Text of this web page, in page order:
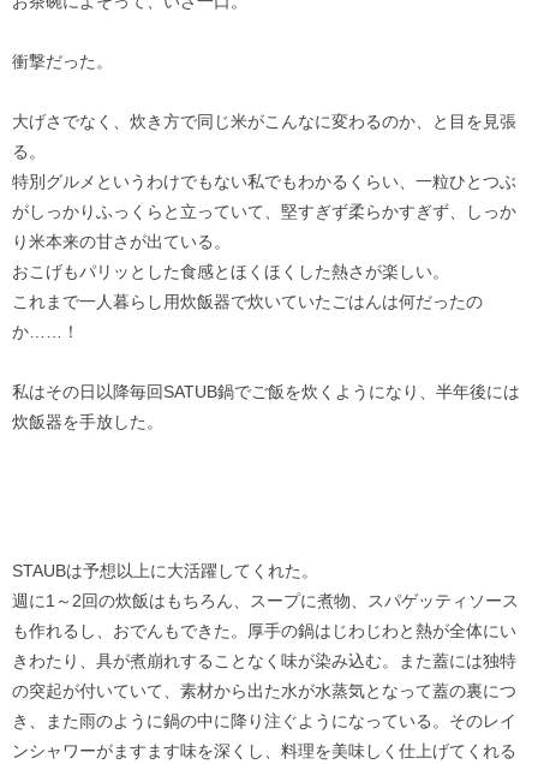
衝撃だった。
大げさでなく、炊き方で同じ米がこんなに変わるのか、と目を見張
る。
特別グルメというわけでもない私でもわかるくらい、一粒ひとつぶ
がしっかりふっくらと立っていて、堅すぎず柔らかすぎず、しっか
り米本来の甘さが出ている。
おこげもパリッとした食感とほくほくした熱さが楽しい。
これまで一人暮らし用炊飯器で炊いていたごはんは何だったの
か……！
私はその日以降毎回SATUB鍋でご飯を炊くようになり、半年後には
炊飯器を手放した。
STAUBは予想以上に大活躍してくれた。
週に1～2回の炊飯はもちろん、スープに煮物、スパゲッティソース
も作れるし、おでんもできた。厚手の鍋はじわじわと熱が全体にい
きわたり、具が煮崩れすることなく味が染み込む。また蓋には独特
の突起が付いていて、素材から出た水が水蒸気となって蓋の裏につ
き、また雨のように鍋の中に降り注ぐようになっている。そのレイ
ンシャワーがますます味を深くし、料理を美味しく仕上げてくれる